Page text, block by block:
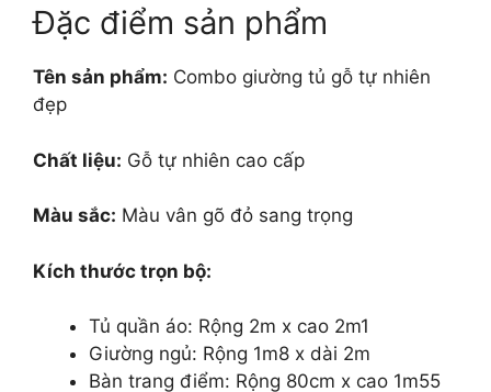
Đặc điểm sản phẩm
Tên sản phẩm: Combo giường tủ gỗ tự nhiên
đẹp
Chất liệu: Gỗ tự nhiên cao cấp
Màu sắc: Màu vân gõ đỏ sang trọng
Kích thước trọn bộ:
Tủ quần áo: Rộng 2m x cao 2m1
Giường ngủ: Rộng 1m8 x dài 2m
Bàn trang điểm: Rộng 80cm x cao 1m55